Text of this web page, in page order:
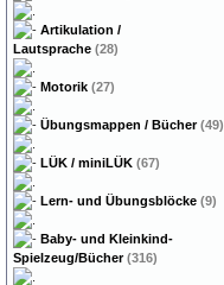
Artikulation /
Lautsprache (28)
Motorik (27)
Übungsmappen / Bücher(49)
LÜK / miniLÜK (67)
Lern- und Übungsblöcke (9)
Baby- und Kleinkind-
Spielzeug/Bücher(316)